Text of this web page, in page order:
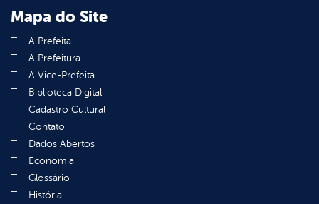
Mapa do Site
A Prefeita
A Prefeitura
A Vice-Prefeita
Biblioteca Digital
Cadastro Cultural
Contato
Dados Abertos
Economia
Glossário
História